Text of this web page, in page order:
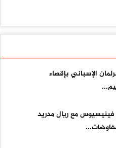
الإسباني بإقصاء
مع ريال مدريد